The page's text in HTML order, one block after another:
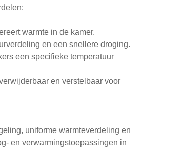
warmte in de kamer.
en een snellere droging.
een specifieke temperatuur
en verstelbaar voor
uniforme warmteverdeling en
en verwarmingstoepassingen in